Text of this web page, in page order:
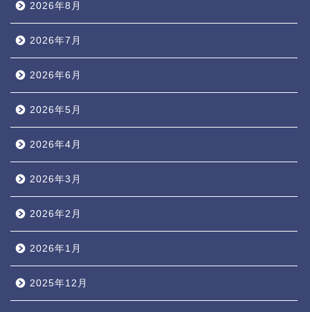
2026年8月
2026年7月
2026年6月
2026年5月
2026年4月
2026年3月
2026年2月
2026年1月
2025年12月